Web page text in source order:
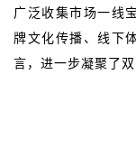
广泛收集市场一线
牌文化传播、线下
言，进一步凝聚了